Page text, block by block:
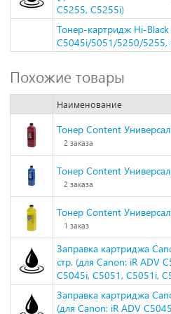
C5255, C5255i)
Тонер-картридж Hi-
C5045i/5051/5250/5255,
Похожие товары
Наименование
Тонер Content
2 заказа
Тонер Content
2 заказа
Тонер Content
1 заказ
Заправка картриджа
стр. (для Canon: iR ADV
C5045i, C5051, C5051i,
Заправка картриджа
(для Canon: iR ADV